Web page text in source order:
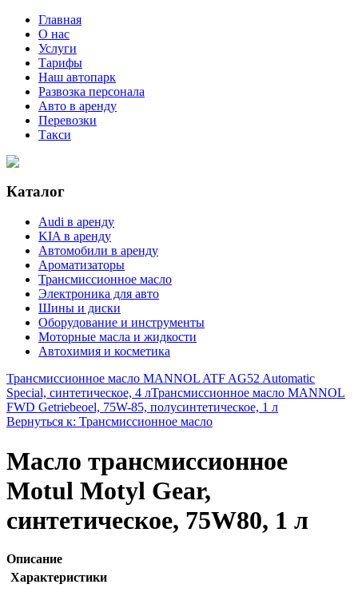
Главная
О нас
Услуги
Тарифы
Наш автопарк
Развозка персонала
Авто в аренду
Перевозки
Такси
Каталог
Audi в аренду
KIA в аренду
Автомобили в аренду
Ароматизаторы
Трансмиссионное масло
Электроника для авто
Шины и диски
Оборудование и инструменты
Моторные масла и жидкости
Автохимия и косметика
Трансмиссионное масло MANNOL ATF AG52 Automatic
Special, синтетическое, 4 лТрансмиссионное масло MANNOL
FWD Getriebeoel, 75W-85, полусинтетическое, 1 л
Вернуться к: Трансмиссионное масло
Масло трансмиссионное
Motul Motyl Gear,
синтетическое, 75W80, 1 л
Описание
Характеристики